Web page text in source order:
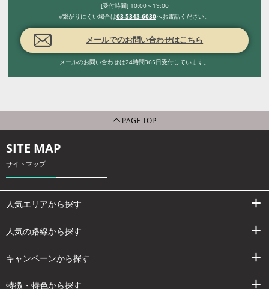
[受付時間] 10:00～19:00
※繋がりにくい場合は03-5343-6030へお電話ください。
メールでのお問い合わせはこちら
メールのお問い合わせは24時間365日受付しています。
PAGE TOP
SITE MAP
サイトマップ
人気エリアから探す
人気の路線から探す
キャンペーンから探す
特徴・特色から探す